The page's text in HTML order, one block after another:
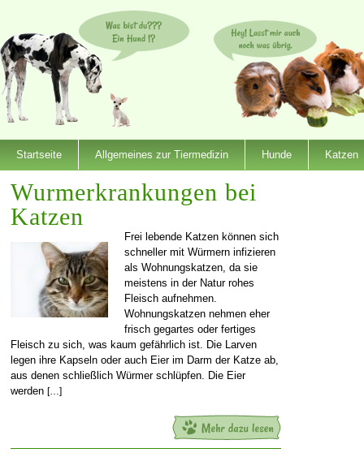
Startseite Allgemeines zur Tiermedizin Hunde Katzen
Wurmerkrankungen bei
Katzen
Frei lebende Katzen können sich
schneller mit Würmern infizieren
als Wohnungskatzen, da sie
meistens in der Natur rohes
Fleisch aufnehmen.
Wohnungskatzen nehmen eher
frisch gegartes oder fertiges
Fleisch zu sich, was kaum gefährlich ist. Die Larven
legen ihre Kapseln oder auch Eier im Darm der Katze ab,
aus denen schließlich Würmer schlüpfen. Die Eier
werden […]